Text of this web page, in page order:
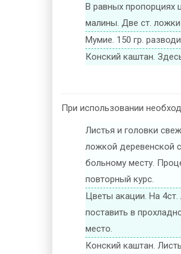
В равных пропорциях
малины. Две ст. ложки
Мумие. 150 гр.
Конский каштан.
При использовании
Листья и головки
ложкой деревенской
больному месту.
повторный курс.
Цветы акации. На 4ст.
поставить в
место.
Конский каштан.